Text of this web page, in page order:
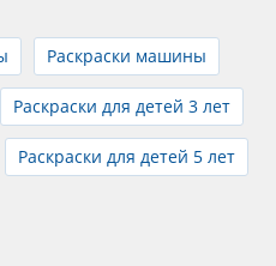
Раскраски машины
Раскраски для детей 3 лет
Раскраски для детей 5 лет